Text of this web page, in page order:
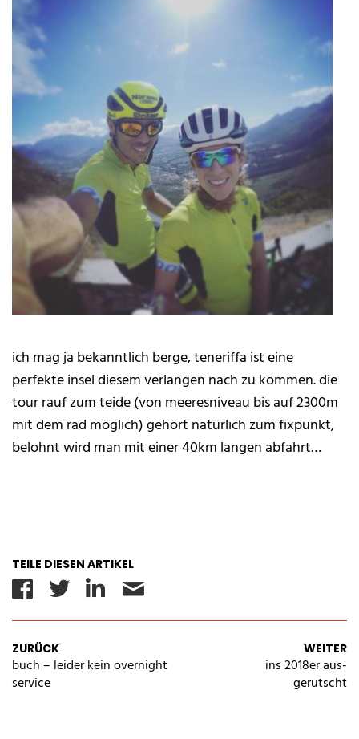
ich mag ja bekanntlich berge, ​t​eneriffa ​ist​ eine
perfekte ​insel diesem ​v​erlangen nach zu kommen. die
tour rauf zum ​t​eide (von ​m​eeresniveau bis auf 2300m
mit dem ​r​ad möglich) gehört natürlich zum ​f​ixpunkt,
belohnt wird man mit einer 40km langen ​a​bfahrt…
TEILE DIESEN ARTIKEL
Facebook
Twitter
Linkedin
ZURÜCK
buch – leider kein overnight
service
WEITER
ins 2018er aus-
gerutscht